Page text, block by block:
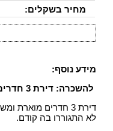
מחיר בשקלים:
מידע נוסף:
להשכרה: דירת 3 חדרים חדשה עם מרפסת בקו שני לים
לא התגוררו בה קודם.